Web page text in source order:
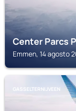
Center Parcs
Emmen, 14 agosto
GASSELTERNIJVEEN